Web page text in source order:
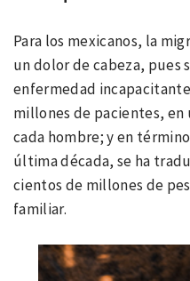
Para los mexicanos, la
un dolor de cabeza, pues
enfermedad
millones de pacientes, en
cada hombre; y en
última década, se ha
cientos de millones de
familiar.